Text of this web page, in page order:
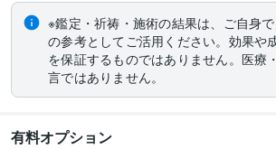
※鑑定・祈祷・施術の結果は、ご自身
の参考としてご活用ください。効果や
を保証するものではありません。医療
言ではありません。
有料オプション